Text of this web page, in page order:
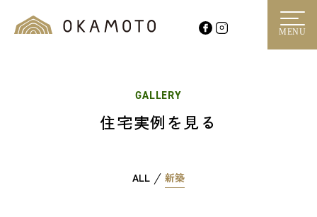
MENU
GALLERY
住宅実例を見る
ALL 新築